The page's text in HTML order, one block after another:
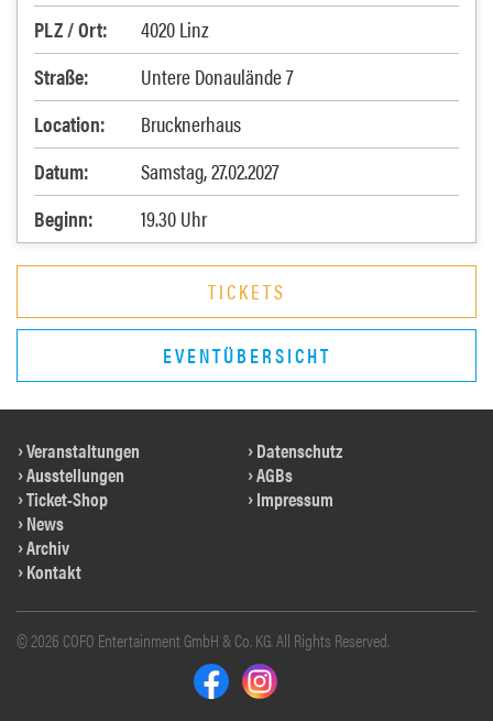
PLZ / Ort:
4020 Linz
Straße:
Untere Donaulände 7
Location:
Brucknerhaus
Datum:
Samstag, 27.02.2027
Beginn:
19.30 Uhr
TICKETS
EVENTÜBERSICHT
Veranstaltungen
Ausstellungen
Ticket-Shop
News
Archiv
Kontakt
Datenschutz
AGBs
Impressum
© 2026 COFO Entertainment GmbH & Co. KG. All Rights Reserved.